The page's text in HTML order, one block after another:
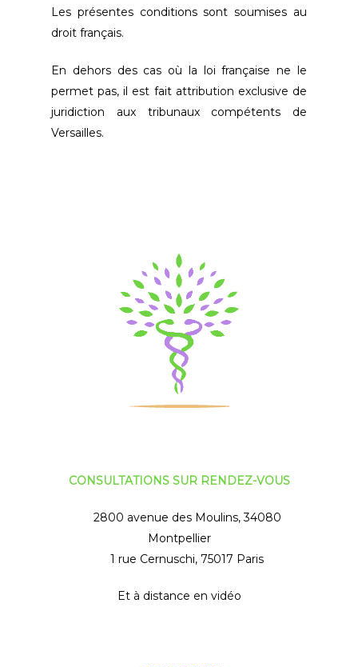
Les présentes conditions sont soumises au
droit français.
En dehors des cas où la loi française ne le
permet pas, il est fait attribution exclusive de
juridiction aux tribunaux compétents de
Versailles.
CONSULTATIONS SUR RENDEZ-VOUS
2800 avenue des Moulins, 34080
Montpellier
1 rue Cernuschi, 75017 Paris
Et à distance en vidéo